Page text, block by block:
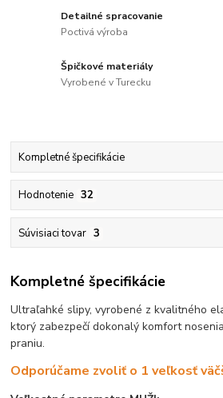
Detailné spracovanie
Poctivá výroba
Špičkové materiály
Vyrobené v Turecku
Kompletné špecifikácie
Hodnotenie 32
Súvisiaci tovar 3
Kompletné špecifikácie
Ultraľahké slipy, vyrobené z kvalitného
ktorý zabezpečí dokonalý komfort
praniu.
Odporúčame zvoliť o 1 veľkosť